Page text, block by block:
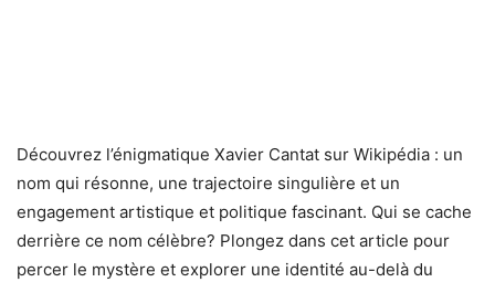
Découvrez l’énigmatique Xavier Cantat sur Wikipédia : un
nom qui résonne, une trajectoire singulière et un
engagement artistique et politique fascinant. Qui se cache
derrière ce nom célèbre? Plongez dans cet article pour
percer le mystère et explorer une identité au-delà du